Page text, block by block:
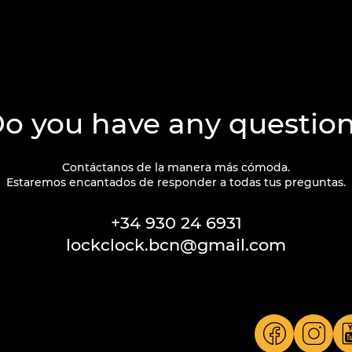
you have any
Contáctanos de la manera más cómoda.
Estaremos encantados de responder a todas tus preguntas.
+34 930 24 6931
lockclock.bcn@gmail.com